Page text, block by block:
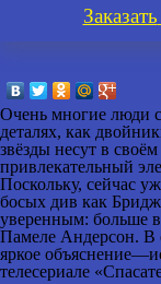
Заказать
Очень многие люди
деталях, как
звёзды несут в
привлекательный
Поскольку, сейчас
босых див как
уверенным: больше
Памеле Андерсон. В
яркое
телесериале